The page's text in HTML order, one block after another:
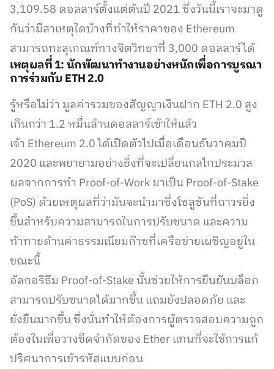
3,109.58 ดอลลาร์ตั้งแต่ต้นปี 2021 ซึ่งวันนี้เราจะมาดู
กันว่ามีสาเหตุใดบ้างที่ทำให้ราคาของ Ethereum
สามารถทะลุเกณฑ์ทางจิตวิทยาที่ 3,000 ดอลลาร์ได้
เหตุผลที่ 1: นักพัฒนาทำงานอย่างหนักเพื่อการบูรณา
การร่วมกับ ETH 2.0
รู้หรือไม่ว่า มูลค่ารวมของสัญญาเงินฝาก ETH 2.0 สูง
เกินกว่า 1.2 หมื่นล้านดอลลาร์เข้าให้แล้ว
เจ้า Ethereum 2.0 ได้เปิดตัวไปเมื่อเดือนธันวาคมปี
2020 และพยายามอย่างยิ่งที่จะเปลี่ยนกลไกประมวล
ผลจากการทำ Proof-of-Work มาเป็น Proof-of-Stake
(PoS) ด้วยเหตุผลที่ว่ามันจะนำมาซึ่งโซลูชันที่ถาวรยิ่ง
ขึ้นสำหรับความสามารถในการปรับขนาด และความ
ท้าทายด้านค่าธรรมเนียมก๊าซที่เครือข่ายเผชิญอยู่ใน
ขณะนี้
อัลกอริธึม Proof-of-Stake นั้นช่วยให้การยืนยันบล็อก
สามารถปรับขนาดได้มากขึ้น แถมยังปลอดภัย และ
ยั่งยืนมากขึ้น ซึ่งนั่นทำให้ต้องการผู้ตรวจสอบความถูก
ต้องในเพื่อวางขีดจำกัดของ Ether แทนที่จะใช้การแก้
ปริศนาการเข้ารหัสแบบก่อน